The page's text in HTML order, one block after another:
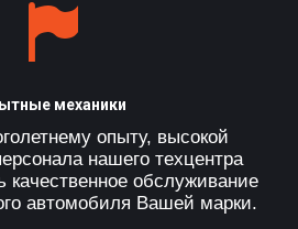
механики
опыту, высокой
нашего техцентра
качественное обслуживание
автомобиля Вашей марки.